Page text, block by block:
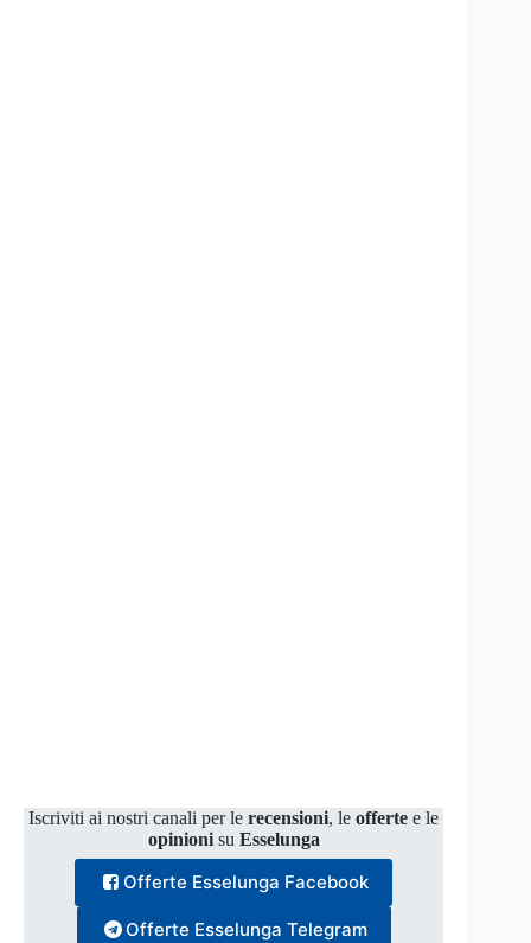
Iscriviti ai nostri canali per lerecensioni, leoffertee le
opinioni su Esselunga
Offerte Esselunga Facebook
Offerte Esselunga Telegram